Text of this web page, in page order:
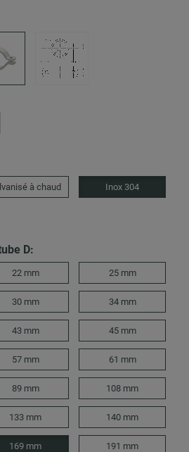
à chaud Inox 304
D:
22 mm 25 mm
30 mm 34 mm
43 mm 45 mm
57 mm 61 mm
89 mm 108 mm
133 mm 140 mm
169 mm 191 mm